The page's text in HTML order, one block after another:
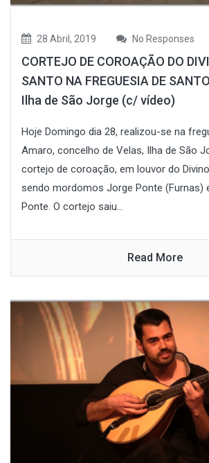
28 Abril, 2019 No Responses
CORTEJO DE COROAÇÃO DO
SANTO NA FREGUESIA DE
Ilha de São Jorge (c/ vídeo)
Hoje Domingo dia 28, realizou-se na
Amaro, concelho de Velas, Ilha de São
cortejo de coroação, em louvor do
sendo mordomos Jorge Ponte (Furnas)
Ponte. O cortejo saiu...
Read More